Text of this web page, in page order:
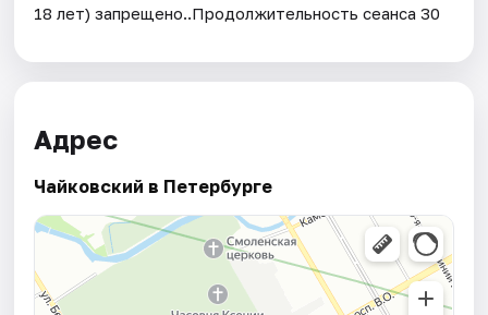
18 лет) запрещено..Продолжительность сеанса 30
Адрес
Чайковский в Петербурге